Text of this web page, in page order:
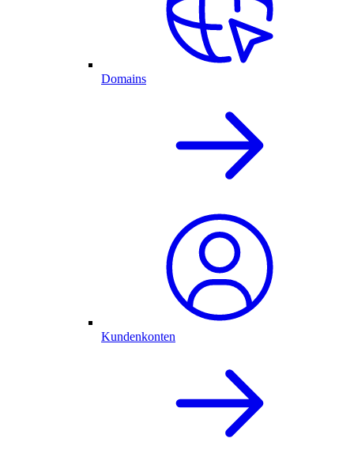
Domains
Kundenkonten